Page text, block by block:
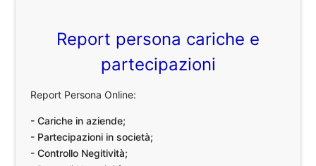
Report persona cariche e
partecipazioni
Report Persona Online:
- Cariche in aziende;
- Partecipazioni in società;
- Controllo Negitività;